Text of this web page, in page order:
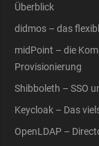
Überblick
didmos – das
midPoint – die
Provisionierung
Shibboleth – SSO
Keycloak – Das
OpenLDAP –